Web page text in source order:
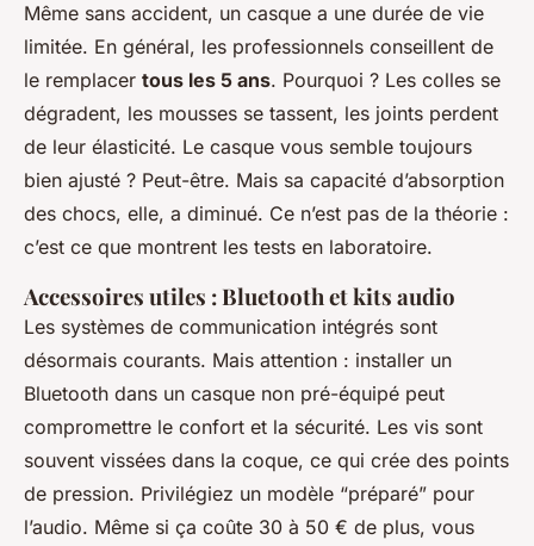
Même sans accident, un casque a une durée de vie
limitée. En général, les professionnels conseillent de
le remplacer tous les 5 ans. Pourquoi ? Les colles se
dégradent, les mousses se tassent, les joints perdent
de leur élasticité. Le casque vous semble toujours
bien ajusté ? Peut-être. Mais sa capacité d’absorption
des chocs, elle, a diminué. Ce n’est pas de la théorie :
c’est ce que montrent les tests en laboratoire.
Accessoires utiles : Bluetooth et kits audio
Les systèmes de communication intégrés sont
désormais courants. Mais attention : installer un
Bluetooth dans un casque non pré-équipé peut
compromettre le confort et la sécurité. Les vis sont
souvent vissées dans la coque, ce qui crée des points
de pression. Privilégiez un modèle “préparé” pour
l’audio. Même si ça coûte 30 à 50 € de plus, vous